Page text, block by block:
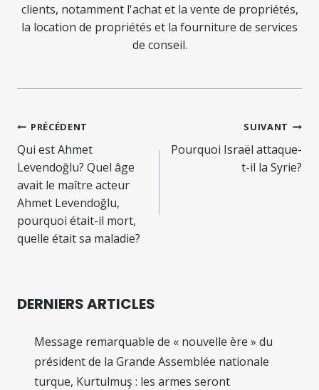
clients, notamment l'achat et la vente de propriétés,
la location de propriétés et la fourniture de services
de conseil.
Navigation
de
l’article
PRÉCÉDENT
Qui est Ahmet
Levendoğlu? Quel âge
avait le maître acteur
Ahmet Levendoğlu,
pourquoi était-il mort,
quelle était sa maladie?
SUIVANT
Pourquoi Israël attaque-
t-il la Syrie?
DERNIERS ARTICLES
Message remarquable de « nouvelle ère » du
président de la Grande Assemblée nationale
turque, Kurtulmuş : les armes seront